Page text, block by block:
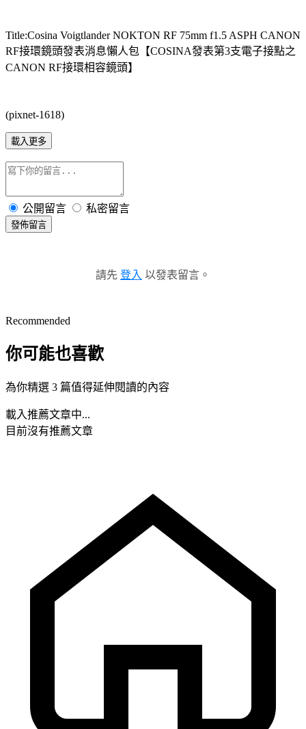
Title:Cosina Voigtlander NOKTON RF 75mm f1.5 ASPH CANON
RF接環鏡頭發表消息懶人包【COSINA發表第3支電子接點之
CANON RF接環相容鏡頭】
(pixnet-1618)
載入更多
公開留言 私密留言
發佈留言
請先 登入 以發表留言。
Recommended
你可能也喜歡
為你精選 3 篇值得延伸閱讀的內容
載入推薦文章中...
目前沒有推薦文章